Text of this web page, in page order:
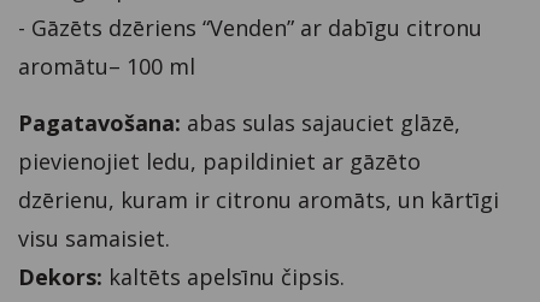
- Gāzēts dzēriens “Venden” ar dabīgu citronu
aromātu– 100 ml
Pagatavošana: abas sulas sajauciet glāzē,
pievienojiet ledu, papildiniet ar gāzēto
dzērienu, kuram ir citronu aromāts, un kārtīgi
visu samaisiet.
Dekors: kaltēts apelsīnu čipsis.